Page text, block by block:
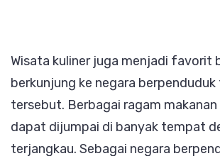
Wisata kuliner juga menjadi favorit
berkunjung ke negara berpenduduk
tersebut. Berbagai ragam makanan
dapat dijumpai di banyak tempat
terjangkau. Sebagai negara